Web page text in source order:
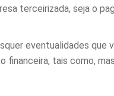
terceirizada, seja o
eventualidades
tais como,